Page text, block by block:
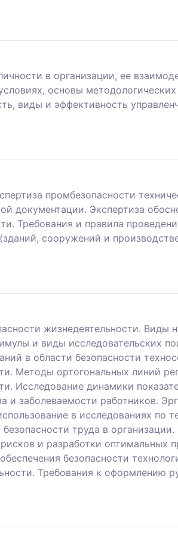
в организации, ее
основы
виды и эффективность
промбезопасности
документации. Экспертиза
Требования и правила
сооружений и
жизнедеятельности.
и виды исследовательских
в области безопасности
Методы ортогональных линий
Исследование динамики
и заболеваемости работников.
в исследованиях по
труда в
и разработки оптимальных
безопасности
Требования к оформлению